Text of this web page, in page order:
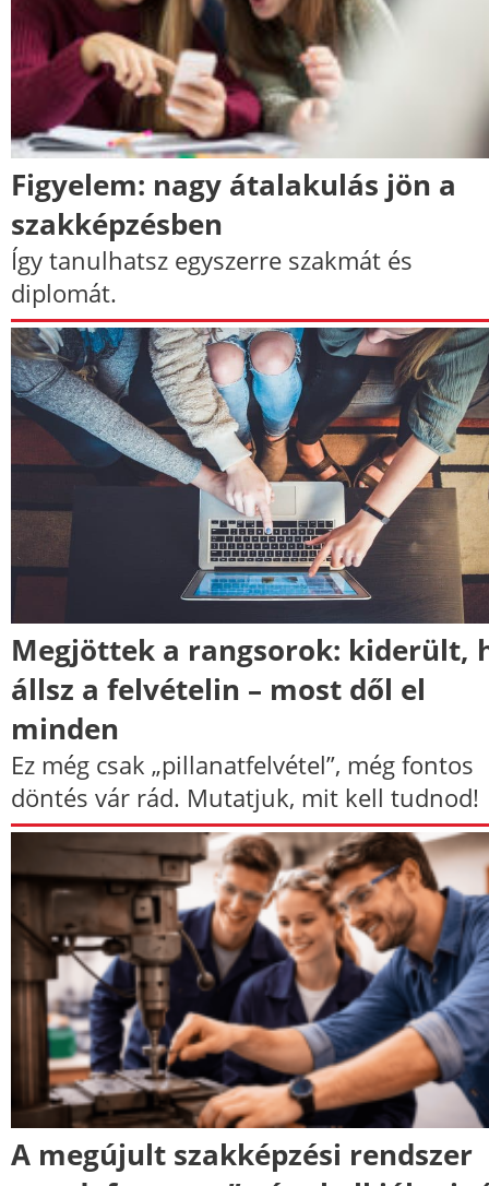
Figyelem: nagy átalakulás jön a
szakképzésben
Így tanulhatsz egyszerre szakmát és
diplomát.
Megjöttek a rangsorok: kiderült,
állsz a felvételin – most dől el
minden
Ez még csak „pillanatfelvétel”, még fontos
döntés vár rád. Mutatjuk, mit kell tudnod!
A megújult szakképzési rendszer